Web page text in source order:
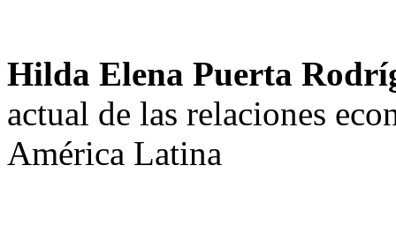
Hilda Elena Puerta
actual de las relaciones
América Latina